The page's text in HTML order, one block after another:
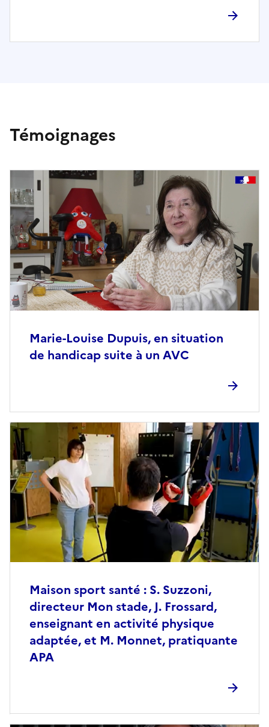
Témoignages
Marie-Louise Dupuis, en situation
de handicap suite à un AVC
Maison sport santé : S. Suzzoni,
directeur Mon stade, J. Frossard,
enseignant en activité physique
adaptée, et M. Monnet, pratiquante
APA